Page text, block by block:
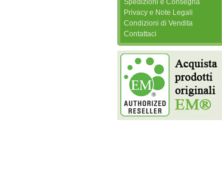
Spedizioni e Consegna
Privacy e Note Legali
Condizioni di Vendita
Contattaci